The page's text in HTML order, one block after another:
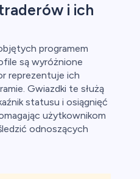
i ich
programem
są wyróżnione
reprezentuje ich
Gwiazdki te służą
statusu i osiągnięć
użytkownikom
odnoszących